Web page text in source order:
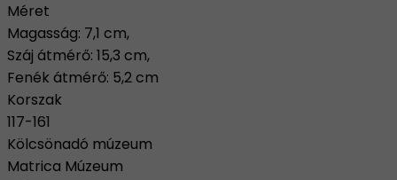
Méret
Magasság: 7,1 cm,
Száj átmérő: 15,3 cm,
Fenék átmérő: 5,2 cm
Korszak
117-161
Kölcsönadó múzeum
Matrica Múzeum